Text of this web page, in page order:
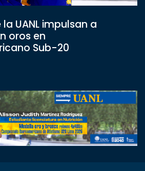
UANL impulsan a
oros en
Sub-20